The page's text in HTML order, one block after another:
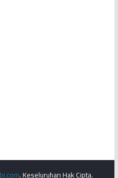
. Keseluruhan Hak Cipta.